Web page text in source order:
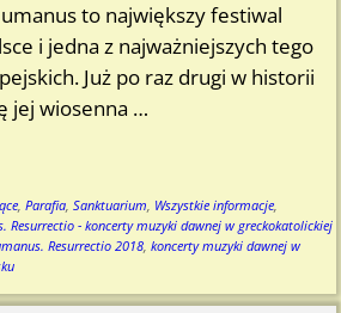
to największy festiwal
i jedna z najważniejszych tego
Już po raz drugi w historii
jej wiosenna …
,Parafia,Sanktuarium, Wszystkie informacje,
Resurrectio - koncerty muzyki dawnej w greckokatolickiej
Resurrectio 2018,koncerty muzyki dawnej w